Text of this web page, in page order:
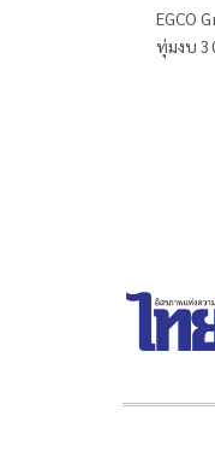
EGCO
ทุ่มงบ 30,000 ล้านบาท ขยายพอร์ตโฟลิโอโรงไฟฟ้าก๊าซ